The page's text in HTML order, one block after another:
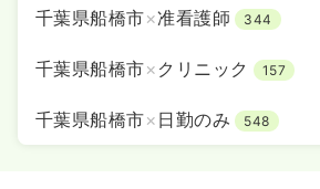
千葉県船橋市×准看護師 344
千葉県船橋市× クリニック 157
千葉県船橋市× 日勤のみ 548